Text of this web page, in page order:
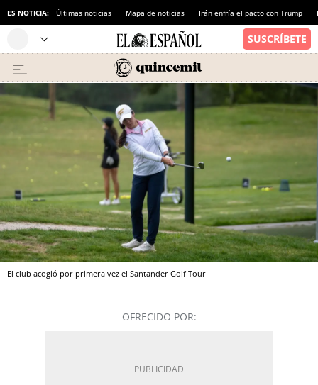
ES NOTICIA: Últimas noticias Mapa de noticias Irán enfría el pacto con Trump
El club acogió por primera vez el Santander Golf Tour
OFRECIDO POR: